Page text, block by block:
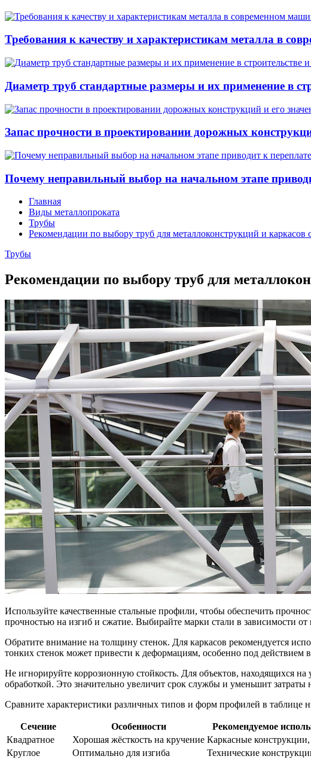
Требования к качеству и характеристикам металла в
Диаметр труб стандартные размеры и их применение в
Запас прочности в проектировании дорожных
Почему неправильный выбор на начальном этапе
Главная
Виды металлопроката
Трубы
Рекомендации по выбору труб для металлоконструкций и каркасов
Трубы
Рекомендации по выбору труб для
Используйте качественные стальные профили, чтобы обеспечить
прочностью на изгиб и сжатие. Выбирайте марки стали в зависимости от
Обратите внимание на толщину стенок. Для каркасов рекомендуется
тонких стенок может привести к деформациям, особенно под действием
Не игнорируйте коррозионную стойкость. Для объектов, находящихся
обработкой. Это значительно увеличит срок службы и уменьшит затраты
Сравните характеристики различных типов и форм профилей в таблице
Сечение Особенности
Рекомендуемое
Квадратное
Хорошая жёсткость на кручение Каркасные
Круглое
Оптимально для изгиба
Технические